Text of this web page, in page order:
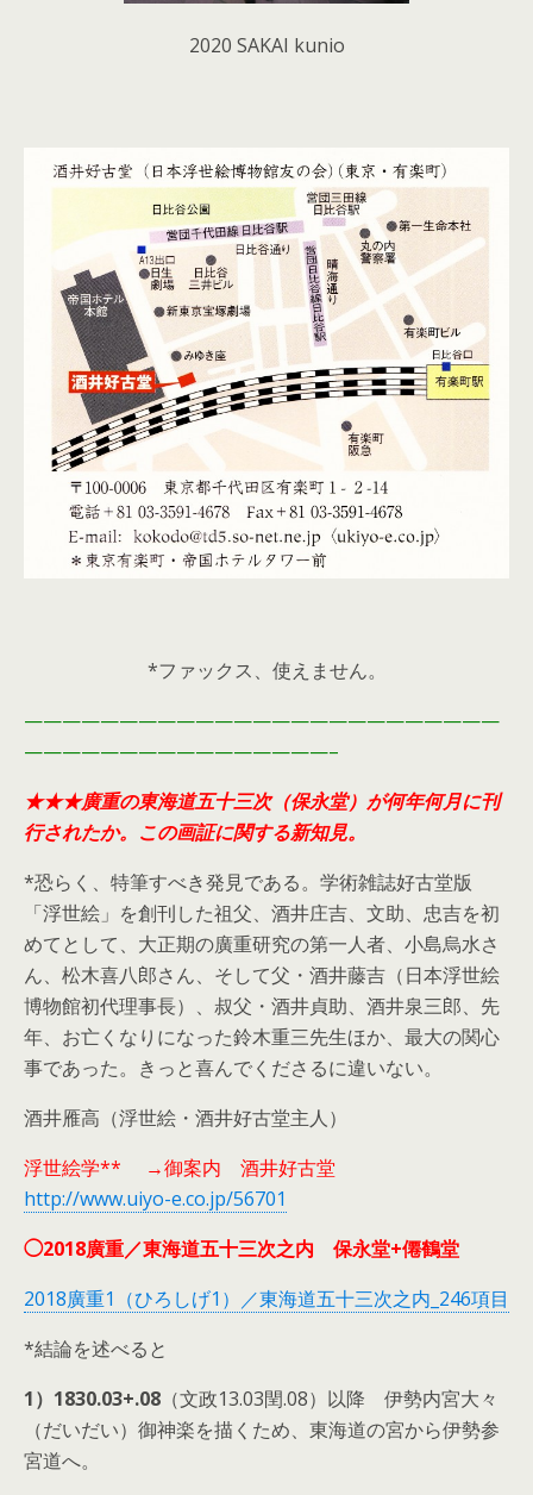
2020 SAKAI kunio
*ファックス、使えません。
—————————————————————————
————————————————–
★★★廣重の東海道五十三次（保永堂）が何年何月に刊
行されたか。この画証に関する新知見。
*恐らく、特筆すべき発見である。学術雑誌好古堂版
「浮世絵」を創刊した祖父、酒井庄吉、文助、忠吉を初
めてとして、大正期の廣重研究の第一人者、小島烏水さ
ん、松木喜八郎さん、そして父・酒井藤吉（日本浮世絵
博物館初代理事長）、叔父・酒井貞助、酒井泉三郎、先
年、お亡くなりになった鈴木重三先生ほか、最大の関心
事であった。きっと喜んでくださるに違いない。
酒井雁高（浮世絵・酒井好古堂主人）
浮世絵学** →御案内 酒井好古堂
http://www.uiyo-e.co.jp/56701
◯2018廣重／東海道五十三次之内 保永堂+僊鶴堂
2018廣重1（ひろしげ1）／東海道五十三次之内_246項目
*結論を述べると
1）1830.03+.08 （文政13.03閏.08）以降 伊勢内宮大々
（だいだい）御神楽を描くため、東海道の宮から伊勢参
宮道へ。